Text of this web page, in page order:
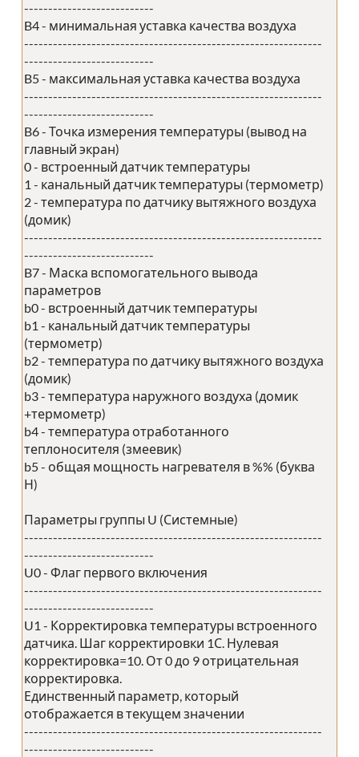
---------------------------
B4 - минимальная уставка качества воздуха
--------------------------------------------------------------
---------------------------
B5 - максимальная уставка качества воздуха
--------------------------------------------------------------
---------------------------
B6 - Точка измерения температуры (вывод на
главный экран)
0 - встроенный датчик температуры
1 - канальный датчик температуры (термометр)
2 - температура по датчику вытяжного воздуха
(домик)
--------------------------------------------------------------
---------------------------
B7 - Маска вспомогательного вывода
параметров
b0 - встроенный датчик температуры
b1 - канальный датчик температуры
(термометр)
b2 - температура по датчику вытяжного воздуха
(домик)
b3 - температура наружного воздуха (домик
+термометр)
b4 - температура отработанного
теплоносителя (змеевик)
b5 - общая мощность нагревателя в %% (буква
Н)
Параметры группы U (Системные)
--------------------------------------------------------------
---------------------------
U0 - Флаг первого включения
--------------------------------------------------------------
---------------------------
U1 - Корректировка температуры встроенного
датчика. Шаг корректировки 1С. Нулевая
корректировка=10. От 0 до 9 отрицательная
корректировка.
Единственный параметр, который
отображается в текущем значении
--------------------------------------------------------------
---------------------------